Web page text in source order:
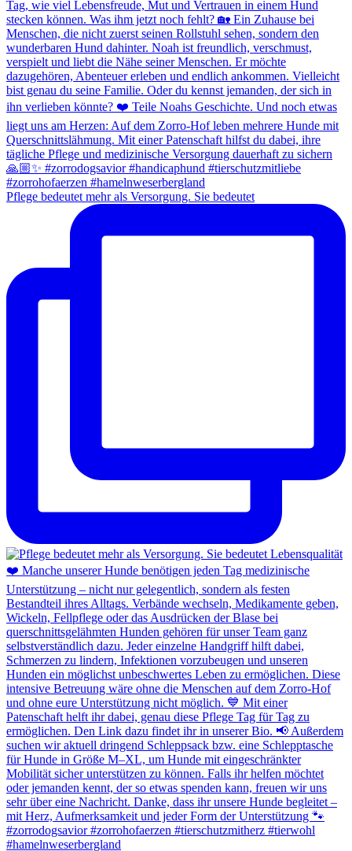
Pflege bedeutet mehr als Versorgung. Sie bedeutet